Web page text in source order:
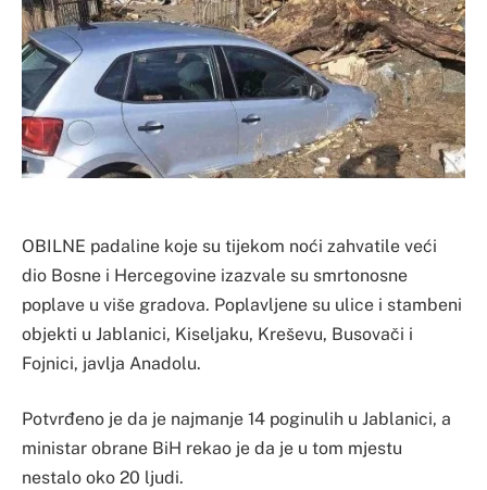
OBILNE padaline koje su tijekom noći zahvatile veći
dio Bosne i Hercegovine izazvale su smrtonosne
poplave u više gradova. Poplavljene su ulice i stambeni
objekti u Jablanici, Kiseljaku, Kreševu, Busovači i
Fojnici, javlja Anadolu.
Potvrđeno je da je najmanje 14 poginulih u Jablanici, a
ministar obrane BiH rekao je da je u tom mjestu
nestalo oko 20 ljudi.